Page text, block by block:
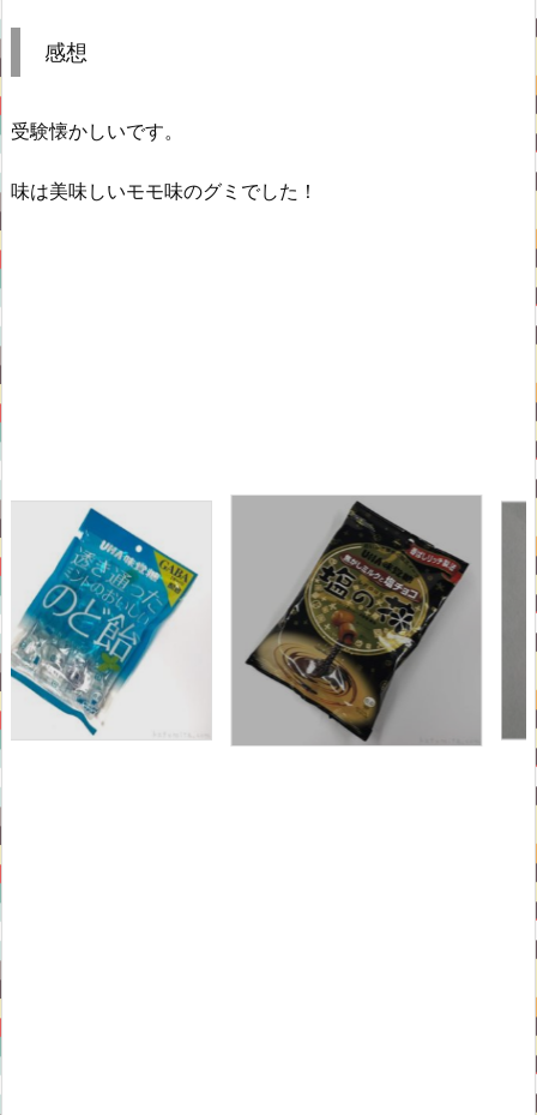
感想
受験懐かしいです。
味は美味しいモモ味のグミでした！